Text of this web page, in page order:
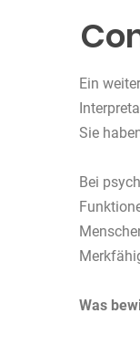
Ein
Sie
Bei
Was